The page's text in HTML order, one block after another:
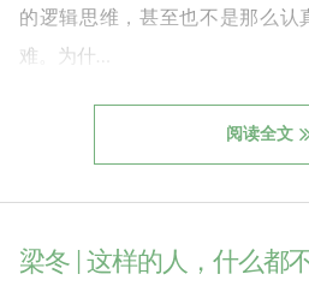
的逻辑思维，甚至也不是那么
难。为什…
阅读全文
梁冬 | 这样的人，什么都